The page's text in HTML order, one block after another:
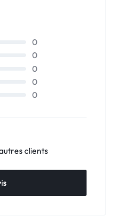
0
0
0
0
0
clients